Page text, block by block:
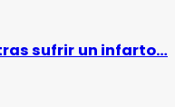
sufrir un infarto…